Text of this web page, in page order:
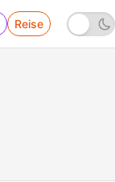
Reise